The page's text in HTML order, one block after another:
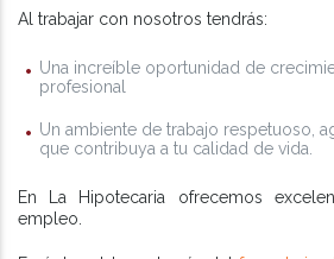
Al trabajar con nosotros tendrás:
Una increíble oportunidad de
profesional
Un ambiente de trabajo respetuoso,
que contribuya a tu calidad de vida.
En La Hipotecaria ofrecemos
empleo.